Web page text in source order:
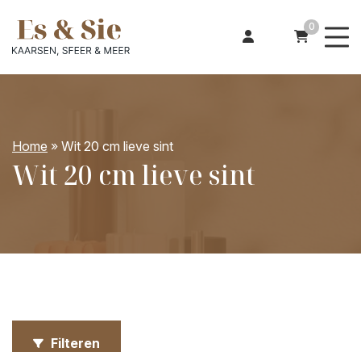
0
Home » Wit 20 cm lieve sint
Wit 20 cm lieve sint
Filteren